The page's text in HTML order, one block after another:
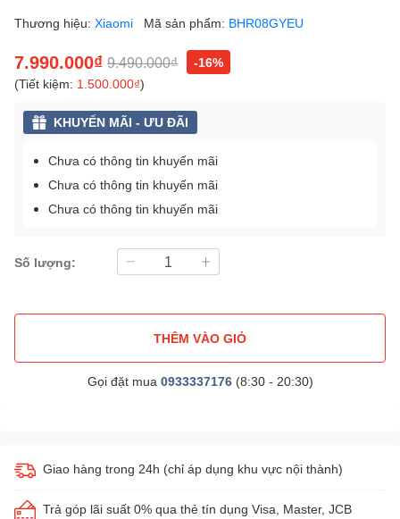
Thương hiệu: Xiaomi Mã sản phẩm: BHR08GYEU
7.990.000₫ 9.490.000₫
-16%
(Tiết kiệm: 1.500.000₫)
KHUYẾN MÃI - ƯU ĐÃI
Chưa có thông tin khuyến mãi
Chưa có thông tin khuyến mãi
Chưa có thông tin khuyến mãi
Số lượng:
THÊM VÀO GIỎ
Gọi đặt mua 0933337176(8:30 - 20:30)
Giao hàng trong 24h (chỉ áp dụng khu vực nội thành)
Trả góp lãi suất 0% qua thẻ tín dụng Visa, Master, JCB